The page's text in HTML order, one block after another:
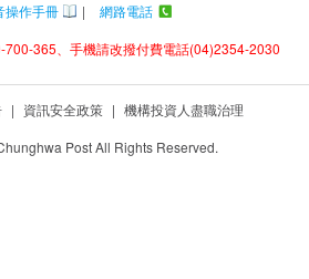
操作手冊 |
網路電話
365、手機請改撥付費電話(04)2354-2030
| 資訊安全政策 | 機構投資人盡職治理
Post All Rights Reserved.